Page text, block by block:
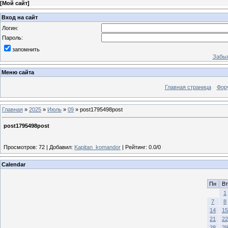
[Мой сайт]
Вход на сайт
Логин:
Пароль:
запомнить
Меню сайта
Главная страница
Главная » 2025 » Июль » 09 » post1795498post
post1795498post
Просмотров: 72 | Добавил: Kapitan_komandor | Рейтинг: 0.0/0
Calendar
Пн
Вт
1
7
8
14
15
21
22